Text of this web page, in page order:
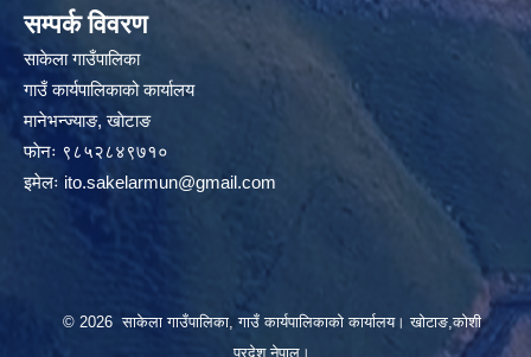
सम्पर्क विवरण
साकेला गाउँपालिका
गाउँ कार्यपालिकाको कार्यालय
मानेभन्ज्याङ, खाेटाङ
फाेनः ९८५२८४९७१०
इमेलः ito.sakelarmun@gmail.com
© 2026 साकेला गाउँपालिका, गाउँ कार्यपालिकाको कार्यालय। खोटाङ,कोशी
प्रदेश,नेपाल।